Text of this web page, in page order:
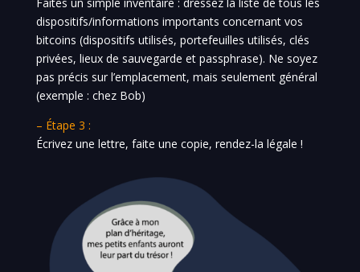
dispositifs/informations importants concernant vos
bitcoins (dispositifs utilisés, portefeuilles utilisés, clés
privées, lieux de sauvegarde et passphrase). Ne soyez
pas précis sur l’emplacement, mais seulement général
(exemple : chez Bob)
– Étape 3 :
Écrivez une lettre, faite une copie, rendez-la légale !